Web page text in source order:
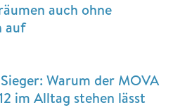
auch ohne
auf
Warum der MOVA
im Alltag stehen lässt